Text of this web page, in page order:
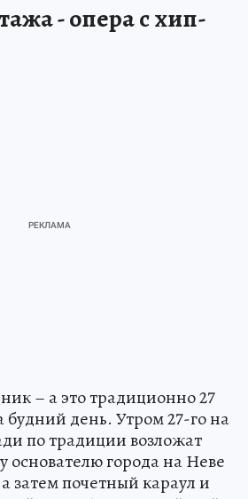
- опера с хип-
– а это традиционно 27
будний день. Утром 27-го на
по традиции возложат
основателю города на Неве
затем почетный караул и